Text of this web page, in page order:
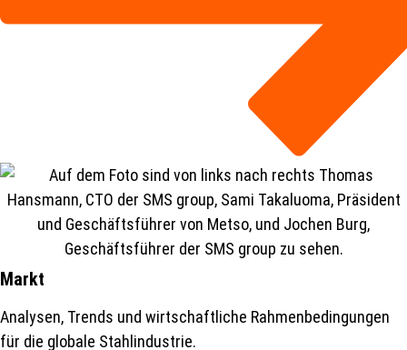
Markt
Analysen, Trends und wirtschaftliche Rahmenbedingungen
für die globale Stahlindustrie.